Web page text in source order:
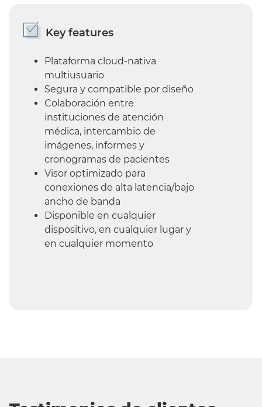
Key features
Plataforma cloud-nativa
multiusuario
Segura y compatible por diseño
Colaboración entre
instituciones de atención
médica, intercambio de
imágenes, informes y
cronogramas de pacientes
Visor optimizado para
conexiones de alta latencia/bajo
ancho de banda
Disponible en cualquier
dispositivo, en cualquier lugar y
en cualquier momento